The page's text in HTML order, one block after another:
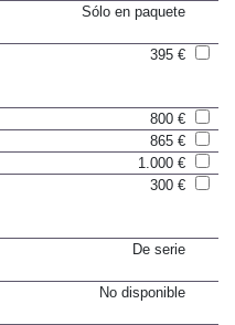
Sólo en paquete
395 €
800 €
865 €
1.000 €
300 €
De serie
No disponible